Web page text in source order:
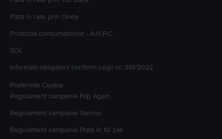
Plata in rate prin Oney
Protectia consumatorilor - A.N.P.C.
SOL
Informatii obligatorii conform Legii nr. 361/2022
Preferinte Cookie
Regulament campanie Flip Again
Regulament campanie Genius
Regulament campanie Plata în 10 zile